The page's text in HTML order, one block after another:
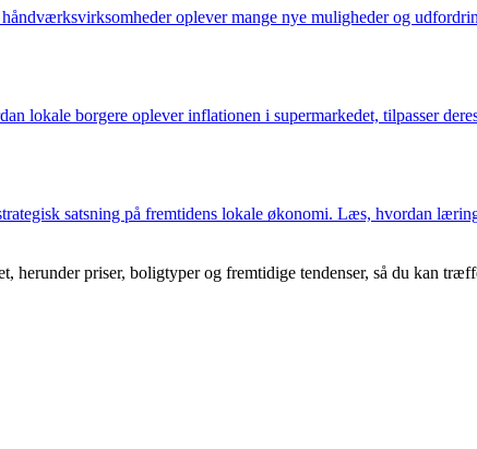
oplever mange nye muligheder og
lokale borgere oplever inflationen i supermarkedet, tilpasser
satsning på fremtidens lokale økonomi. Læs, hvordan
priser, boligtyper og fremtidige tendenser, så du kan